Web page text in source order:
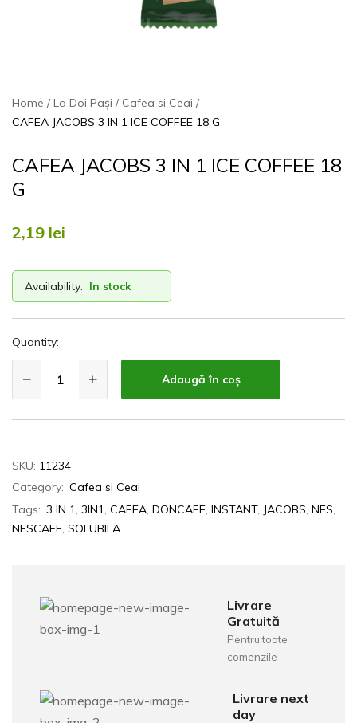
Home La Doi Pași
Cafea si Ceai
CAFEA JACOBS 3 IN 1 ICE COFFEE 18 G
CAFEA JACOBS 3 IN 1 ICE COFFEE 18
G
2,19 lei
Availability: In stock
Quantity:
Adaugă în coș
SKU: 11234
Category: Cafea si Ceai
Tags: 3 IN 1, 3IN1, CAFEA, DONCAFE, INSTANT, JACOBS, NES,
NESCAFE, SOLUBILA
Livrare
Gratuită
Pentru toate
comenzile
Livrare next
day